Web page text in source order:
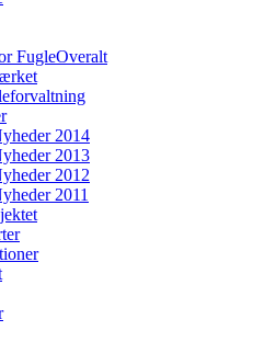
FugleOveralt
2014
2013
2012
2011